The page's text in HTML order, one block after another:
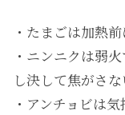
・たまごは加熱
・ニンニクは弱
し決して焦がさな
・アンチョビは